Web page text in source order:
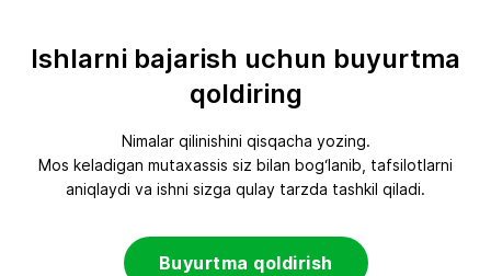
Ishlarni bajarish uchun buyurtma
qoldiring
Nimalar qilinishini qisqacha yozing.
Mos keladigan mutaxassis siz bilan bog‘lanib, tafsilotlarni
aniqlaydi va ishni sizga qulay tarzda tashkil qiladi.
Buyurtma qoldirish